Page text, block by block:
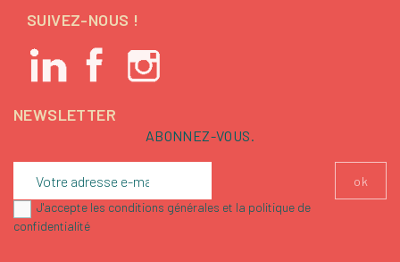
SUIVEZ-NOUS !
NEWSLETTER
ABONNEZ-VOUS.
J'accepte les conditions générales et la politique de
confidentialité